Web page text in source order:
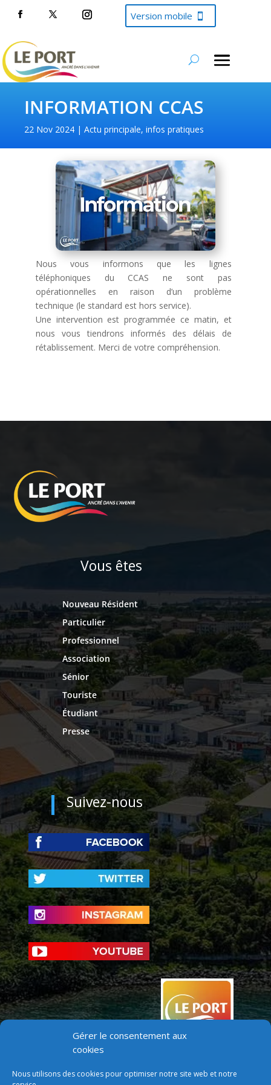
Gérer le consentement aux
cookies
Nous utilisons des cookies pour optimiser notre site web et notre
Version mobile
INFORMATION CCAS
22 Nov 2024 Actu principale,infos pratiques
Nous vous informons que les lignes
téléphoniques du CCAS ne sont pas
opérationnelles en raison d’un problème
technique (le standard est hors service).
Une intervention est programmée ce matin, et
nous vous tiendrons informés des délais de
rétablissement. Merci de votre compréhension.
Vous êtes
Nouveau Résident
Particulier
Professionnel
Association
Sénior
Touriste
Étudiant
Presse
Suivez-nous